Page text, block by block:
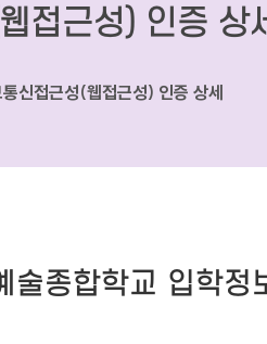
접근성) 인증 상세
신접근성(웹접근성) 인증 상세
술종합학교 입학정